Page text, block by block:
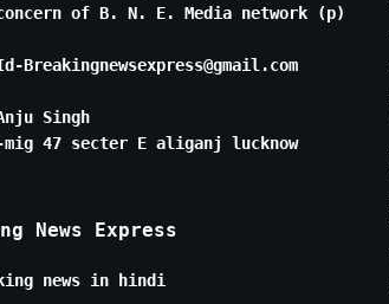
of B. N. E. Media network (p)
Breakingnewsexpress@gmail.com
Singh
mig 47 secter E aliganj lucknow
News Express
news in hindi